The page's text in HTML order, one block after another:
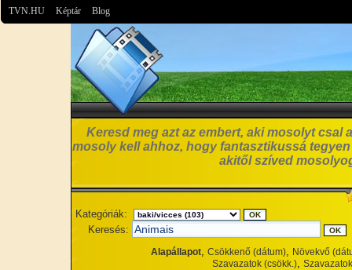
TVN.HU Képtár Blog
Keresd meg azt az embert, aki mosolyt csal
mosoly kell ahhoz, hogy fantasztikussá
akitől szíved
Kategóriák:
Keresés:
Alapállapot, Csökkenő (dátum), Növekvő
Szavazatok (csökk.),